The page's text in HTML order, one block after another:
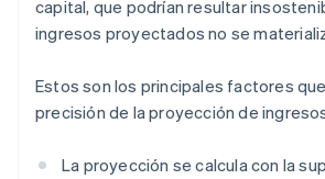
capital, que podrían resultar
ingresos proyectados no se
Estos son los principales factores
precisión de la proyección de
La proyección se calcula con la